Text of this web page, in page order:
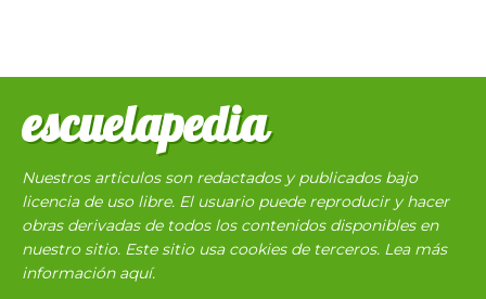
escuelapedia
Nuestros articulos son redactados y publicados bajo
licencia de uso libre. El usuario puede reproducir y hacer
obras derivadas de todos los contenidos disponibles en
nuestro sitio. Este sitio usa cookies de terceros. Lea más
información aquí.